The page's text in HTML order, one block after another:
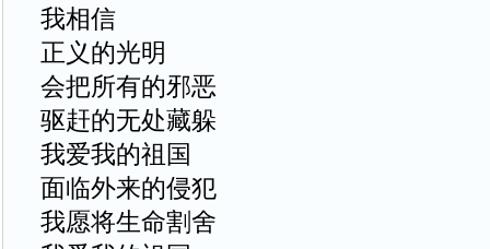
我相信
正义的光明
会把所有的邪恶
驱赶的无处藏躲
我爱我的祖国
面临外来的侵犯
我愿将生命割舍